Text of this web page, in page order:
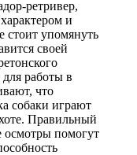
ретривер,
и
стоит упомянуть
своей
работы в
что
собаки играют
Правильный
осмотры помогут